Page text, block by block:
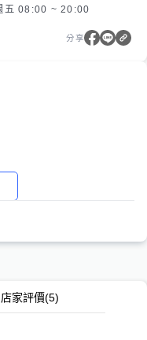
五 08:00 ~ 20:00
分享
店家評價(5)